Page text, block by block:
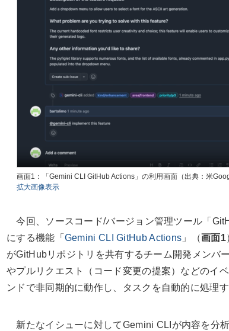
画面1：「Gemini CLI GitHub Actions」の利用画面（出典：米
拡大画像表示
今回、ソースコード/バージョン管理ツール「
にする機能「 Gemini CLI GitHub Actions 」（画面1
がGitHubリポジトリを共有するチーム開発メンバ
やプルリクエスト（コード変更の提案）などのイ
ンドで非同期的に動作し、タスクを自動的に処理す
新たなイシューに対してGemini CLIが内容を分